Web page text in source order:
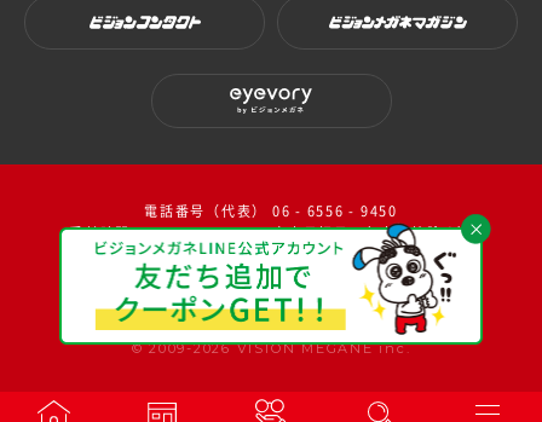
電話番号（代表） 06 - 6556 - 9450
受付時間：10：00～17：00（ 土日祝日・年末年始除く）
© 2009-2026 VISION MEGANE inc.
facebook instagram youtube